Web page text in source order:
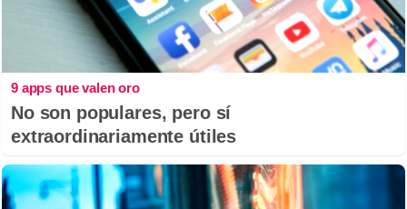
9 apps que valen oro
No son populares, pero sí
extraordinariamente útiles